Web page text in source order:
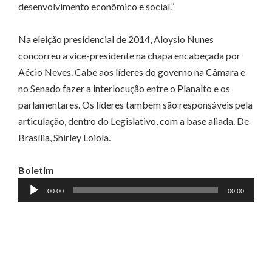
desenvolvimento econômico e social.”
Na eleição presidencial de 2014, Aloysio Nunes
concorreu a vice-presidente na chapa encabeçada por
Aécio Neves. Cabe aos líderes do governo na Câmara e
no Senado fazer a interlocução entre o Planalto e os
parlamentares. Os líderes também são responsáveis pela
articulação, dentro do Legislativo, com a base aliada. De
Brasília, Shirley Loiola.
Boletim
Tocador
de
00:00 00:00